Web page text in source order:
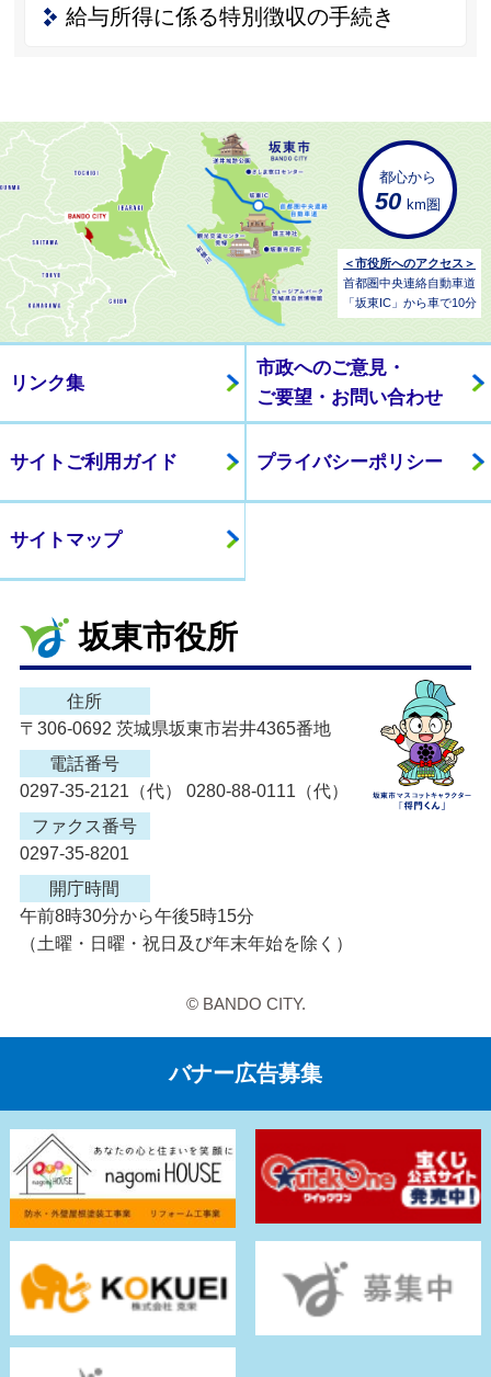
給与所得に係る特別徴収の手続き
都心から
50 km圏
＜市役所へのアクセス＞
首都圏中央連絡自動車道
「坂東IC」から車で10分
リンク集
市政へのご意見・
ご要望・お問い合わせ
サイトご利用ガイド プライバシーポリシー
サイトマップ
坂東市役所
住所
〒306-0692 茨城県坂東市岩井4365番地
電話番号
0297-35-2121（代） 0280-88-0111（代）
ファクス番号
0297-35-8201
開庁時間
午前8時30分から午後5時15分
（土曜・日曜・祝日及び年末年始を除く）
© BANDO CITY.
バナー広告募集